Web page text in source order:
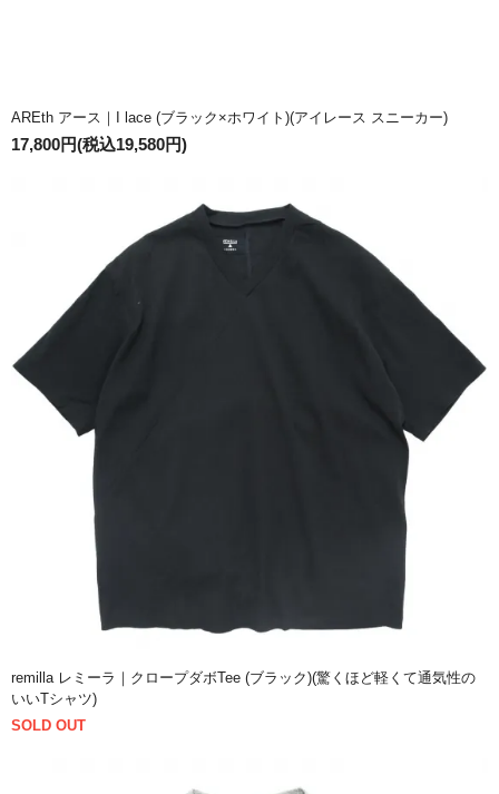
AREth アース｜I lace (ブラック×ホワイト)(アイレース スニーカー)
17,800円(税込19,580円)
remilla レミーラ｜クロープダボTee (ブラック)(驚くほど軽くて通気性の
いいTシャツ)
SOLD OUT